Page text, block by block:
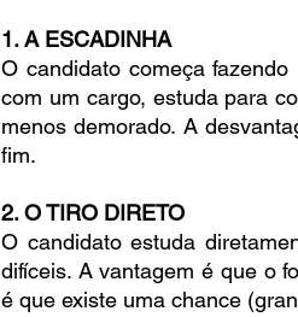
1. A ESCADINHA
O candidato começa
com um cargo, estuda para
menos demorado. A
fim.
2. O TIRO DIRETO
O candidato estuda
difíceis. A vantagem é que o
é que existe uma chance